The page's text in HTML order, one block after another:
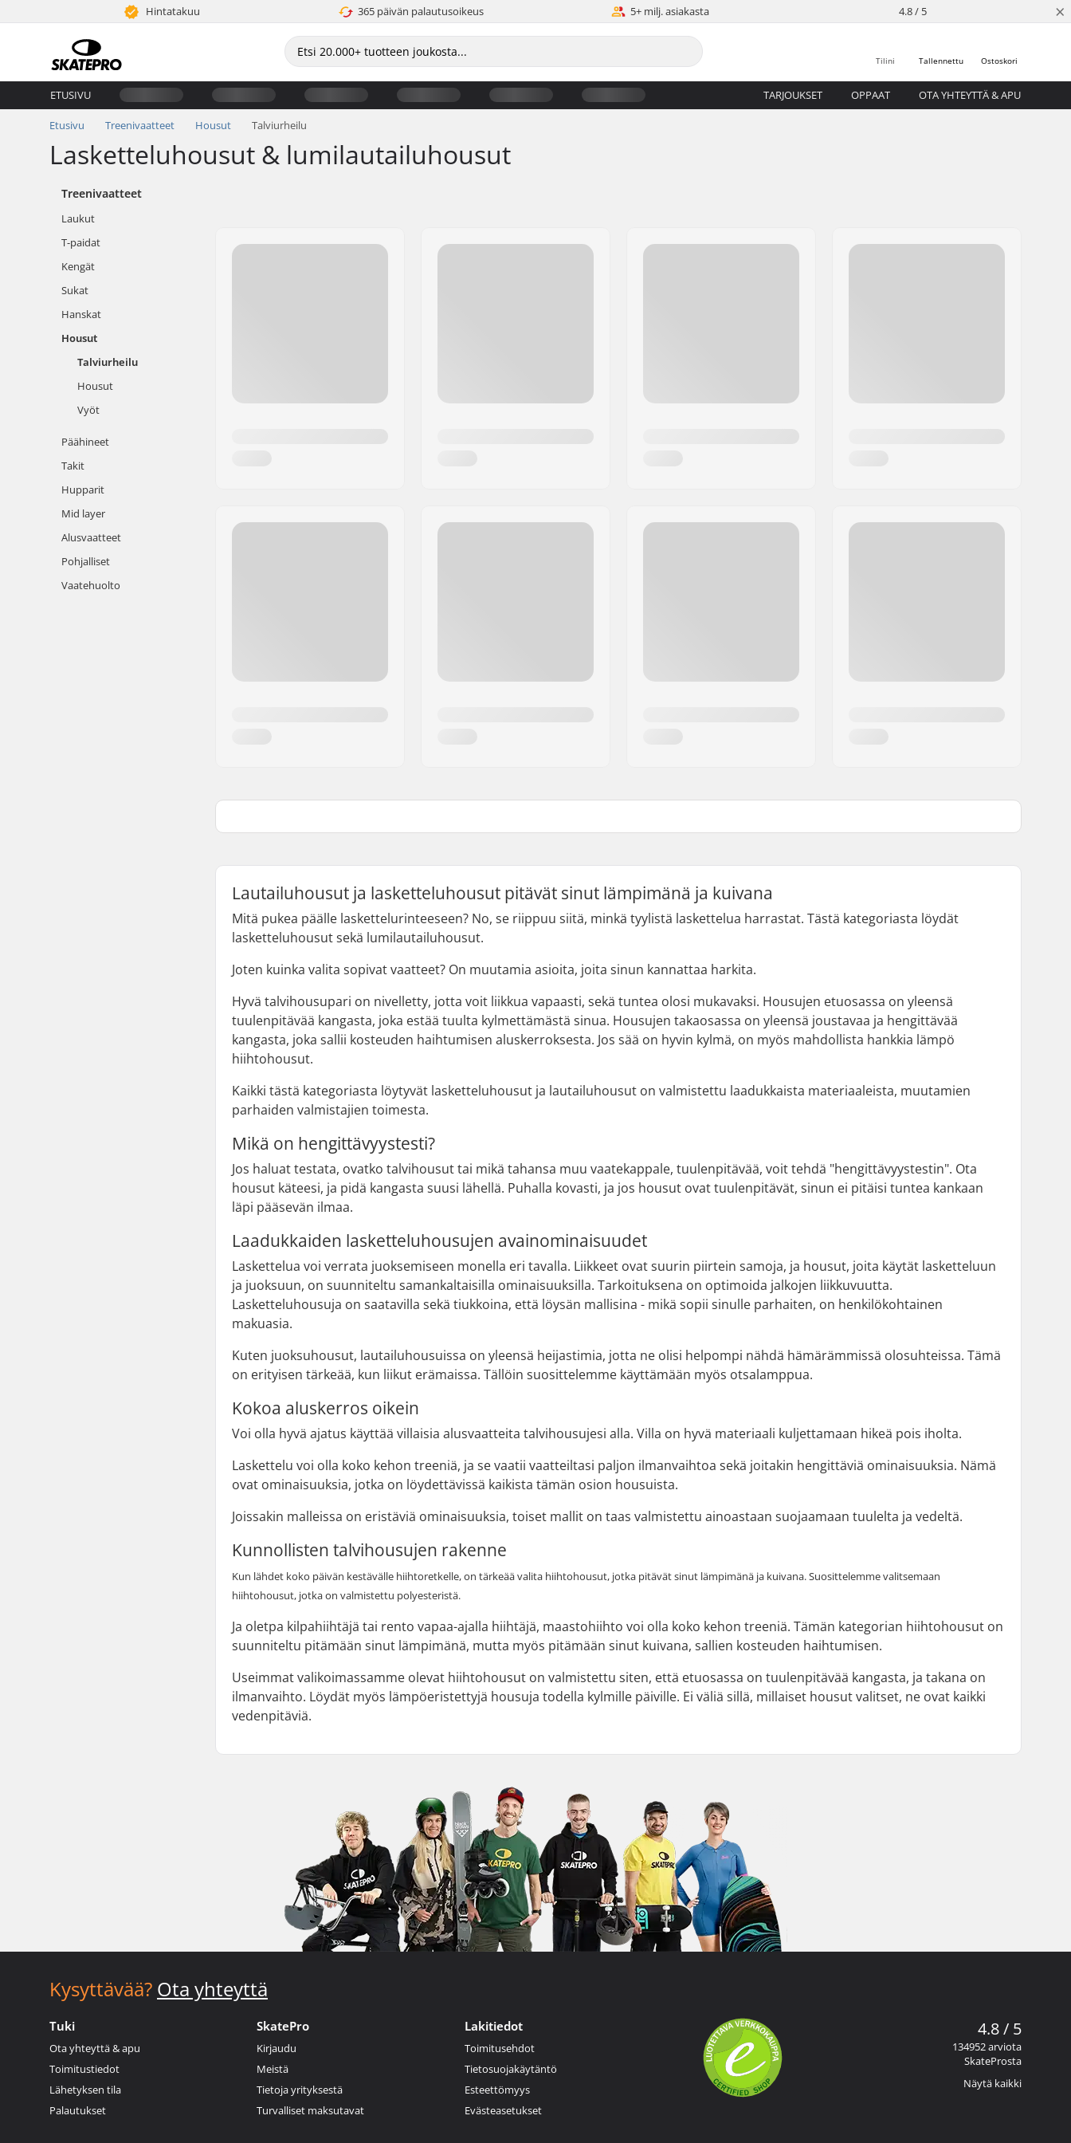
Hintatakuu 365 päivän palautusoikeus 5+ milj. asiakasta 4.8 / 5 ×
Ostoskori
Tallennettu
Tilini
ETUSIVU TARJOUKSET OPPAAT OTA YHTEYTTÄ & APU
Etusivu Treenivaatteet Housut Talviurheilu
Lasketteluhousut & lumilautailuhousut
Treenivaatteet
Laukut
T-paidat
Kengät
Sukat
Hanskat
Housut
Talviurheilu
Housut
Vyöt
Päähineet
Takit
Hupparit
Mid layer
Alusvaatteet
Pohjalliset
Vaatehuolto
Lautailuhousut ja lasketteluhousut pitävät sinut lämpimänä ja kuivana
Mitä pukea päälle laskettelurinteeseen? No, se riippuu siitä, minkä tyylistä laskettelua harrastat. Tästä kategoriasta löydät
lasketteluhousut sekä lumilautailuhousut.
Joten kuinka valita sopivat vaatteet? On muutamia asioita, joita sinun kannattaa harkita.
Hyvä talvihousupari on nivelletty, jotta voit liikkua vapaasti, sekä tuntea olosi mukavaksi. Housujen etuosassa on yleensä
tuulenpitävää kangasta, joka estää tuulta kylmettämästä sinua. Housujen takaosassa on yleensä joustavaa ja hengittävää
kangasta, joka sallii kosteuden haihtumisen aluskerroksesta. Jos sää on hyvin kylmä, on myös mahdollista hankkia lämpö
hiihtohousut.
Kaikki tästä kategoriasta löytyvät lasketteluhousut ja lautailuhousut on valmistettu laadukkaista materiaaleista, muutamien
parhaiden valmistajien toimesta.
Mikä on hengittävyystesti?
Jos haluat testata, ovatko talvihousut tai mikä tahansa muu vaatekappale, tuulenpitävää, voit tehdä "hengittävyystestin". Ota
housut käteesi, ja pidä kangasta suusi lähellä. Puhalla kovasti, ja jos housut ovat tuulenpitävät, sinun ei pitäisi tuntea kankaan
läpi pääsevän ilmaa.
Laadukkaiden lasketteluhousujen avainominaisuudet
Laskettelua voi verrata juoksemiseen monella eri tavalla. Liikkeet ovat suurin piirtein samoja, ja housut, joita käytät lasketteluun
ja juoksuun, on suunniteltu samankaltaisilla ominaisuuksilla. Tarkoituksena on optimoida jalkojen liikkuvuutta.
Lasketteluhousuja on saatavilla sekä tiukkoina, että löysän mallisina - mikä sopii sinulle parhaiten, on henkilökohtainen
makuasia.
Kuten juoksuhousut, lautailuhousuissa on yleensä heijastimia, jotta ne olisi helpompi nähdä hämärämmissä olosuhteissa. Tämä
on erityisen tärkeää, kun liikut erämaissa. Tällöin suosittelemme käyttämään myös otsalamppua.
Kokoa aluskerros oikein
Voi olla hyvä ajatus käyttää villaisia alusvaatteita talvihousujesi alla. Villa on hyvä materiaali kuljettamaan hikeä pois iholta.
Laskettelu voi olla koko kehon treeniä, ja se vaatii vaatteiltasi paljon ilmanvaihtoa sekä joitakin hengittäviä ominaisuuksia. Nämä
ovat ominaisuuksia, jotka on löydettävissä kaikista tämän osion housuista.
Joissakin malleissa on eristäviä ominaisuuksia, toiset mallit on taas valmistettu ainoastaan suojaamaan tuulelta ja vedeltä.
Kunnollisten talvihousujen rakenne
Kun lähdet koko päivän kestävälle hiihtoretkelle, on tärkeää valita hiihtohousut, jotka pitävät sinut lämpimänä ja kuivana. Suosittelemme valitsemaan
hiihtohousut, jotka on valmistettu polyesteristä.
Ja oletpa kilpahiihtäjä tai rento vapaa-ajalla hiihtäjä, maastohiihto voi olla koko kehon treeniä. Tämän kategorian hiihtohousut on
suunniteltu pitämään sinut lämpimänä, mutta myös pitämään sinut kuivana, sallien kosteuden haihtumisen.
Useimmat valikoimassamme olevat hiihtohousut on valmistettu siten, että etuosassa on tuulenpitävää kangasta, ja takana on
ilmanvaihto. Löydät myös lämpöeristettyjä housuja todella kylmille päiville. Ei väliä sillä, millaiset housut valitset, ne ovat kaikki
vedenpitäviä.
Kysyttävää? Ota yhteyttä
Tuki
Ota yhteyttä & apu
Toimitustiedot
Lähetyksen tila
Palautukset
SkatePro
Kirjaudu
Meistä
Tietoja yrityksestä
Turvalliset maksutavat
Lakitiedot
Toimitusehdot
Tietosuojakäytäntö
Esteettömyys
Evästeasetukset
4.8 / 5
134952 arviota
SkateProsta
Näytä kaikki